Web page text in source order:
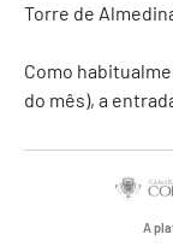
Torre de
Como
do mês), a
A